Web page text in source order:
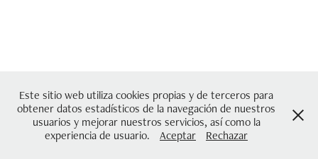
Este sitio web utiliza cookies propias y de terceros para
obtener datos estadísticos de la navegación de nuestros
usuarios y mejorar nuestros servicios, así como la
experiencia de usuario.
Aceptar Rechazar